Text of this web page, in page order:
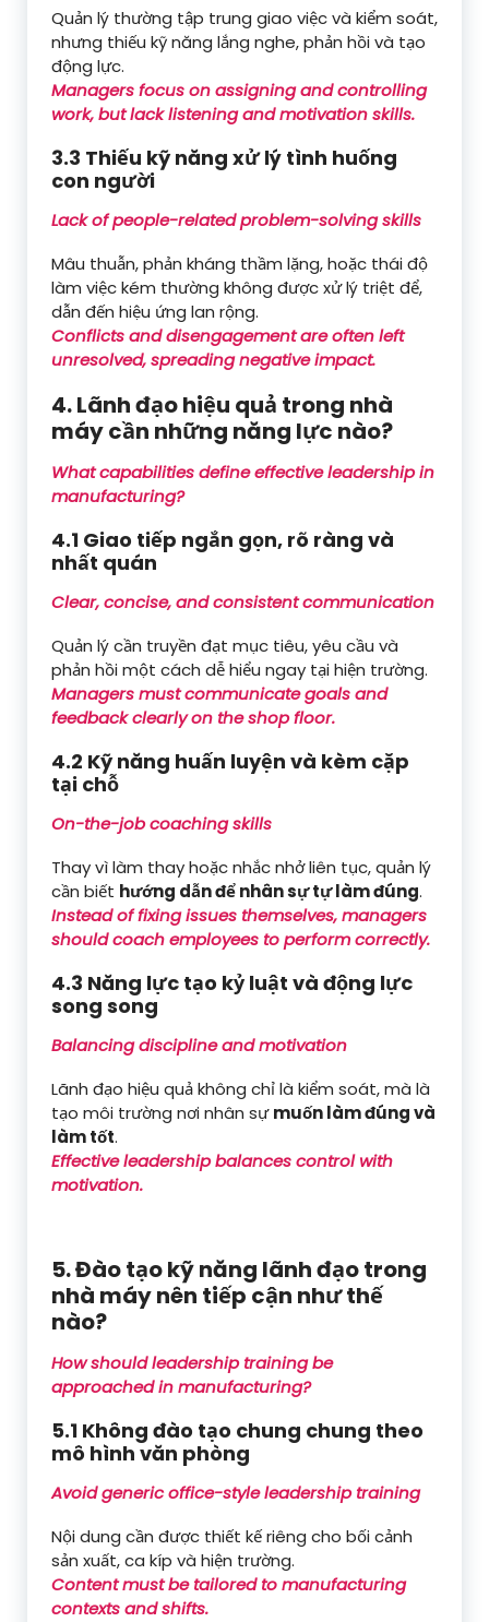
Quản lý thường tập trung giao việc và kiểm soát,
nhưng thiếu kỹ năng lắng nghe, phản hồi và tạo
động lực.
Managers focus on assigning and controlling
work, but lack listening and motivation skills.
3.3 Thiếu kỹ năng xử lý tình huống
con người
Lack of people-related problem-solving skills
Mâu thuẫn, phản kháng thầm lặng, hoặc thái độ
làm việc kém thường không được xử lý triệt để,
dẫn đến hiệu ứng lan rộng.
Conflicts and disengagement are often left
unresolved, spreading negative impact.
4. Lãnh đạo hiệu quả trong nhà
máy cần những năng lực nào?
What capabilities define effective leadership in
manufacturing?
4.1 Giao tiếp ngắn gọn, rõ ràng và
nhất quán
Clear, concise, and consistent communication
Quản lý cần truyền đạt mục tiêu, yêu cầu và
phản hồi một cách dễ hiểu ngay tại hiện trường.
Managers must communicate goals and
feedback clearly on the shop floor.
4.2 Kỹ năng huấn luyện và kèm cặp
tại chỗ
On-the-job coaching skills
Thay vì làm thay hoặc nhắc nhở liên tục, quản lý
cần biết hướng dẫn để nhân sự tự làm đúng.
Instead of fixing issues themselves, managers
should coach employees to perform correctly.
4.3 Năng lực tạo kỷ luật và động lực
song song
Balancing discipline and motivation
Lãnh đạo hiệu quả không chỉ là kiểm soát, mà là
tạo môi trường nơi nhân sựmuốn làm đúng và
làm tốt.
Effective leadership balances control with
motivation.
5. Đào tạo kỹ năng lãnh đạo trong
nhà máy nên tiếp cận như thế
nào?
How should leadership training be
approached in manufacturing?
5.1 Không đào tạo chung chung theo
mô hình văn phòng
Avoid generic office-style leadership training
Nội dung cần được thiết kế riêng cho bối cảnh
sản xuất, ca kíp và hiện trường.
Content must be tailored to manufacturing
contexts and shifts.